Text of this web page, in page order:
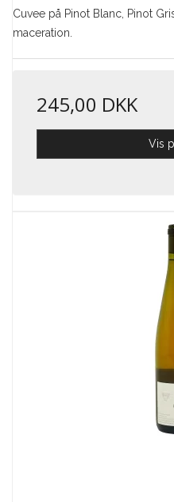
Cuvee på Pinot Blanc, Pinot
maceration.
245,00 DKK
Vis